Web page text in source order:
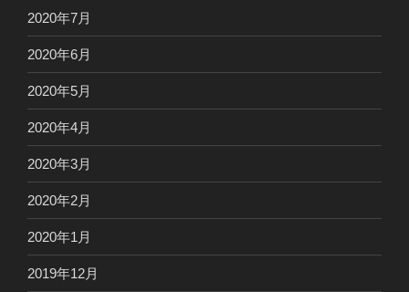
2020年7月
2020年6月
2020年5月
2020年4月
2020年3月
2020年2月
2020年1月
2019年12月